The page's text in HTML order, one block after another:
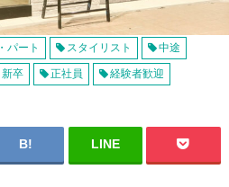
パート スタイリスト 中途
新卒 正社員 経験者歓迎